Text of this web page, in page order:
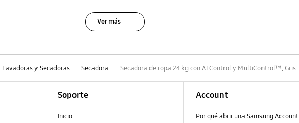
Ver más
Lavadoras y Secadoras Secadora Secadora de ropa 24 kg con AI Control y MultiControl™, Gris
Soporte
Inicio
Account
Por qué abrir una Samsung Account